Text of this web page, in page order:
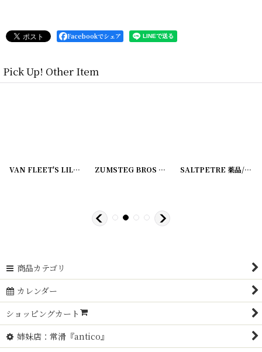
Facebookでシェア
Pick Up! Other Item
[20210204-2 220107-2]
VAN FLEET'S LILAC CREAM ラベル2枚セット 220107-3]
ZUMSTEG BROS ラベル2枚セット [220107-4]
SALTPETRE 薬品/調味料ラベル2枚セット ZUMSTEG BROS
商品カテゴリ
カレンダー
ショッピングカート
姉妹店：常滑『antico』